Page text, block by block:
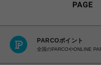
PARCOポイント
全国のPARCOやONLINE